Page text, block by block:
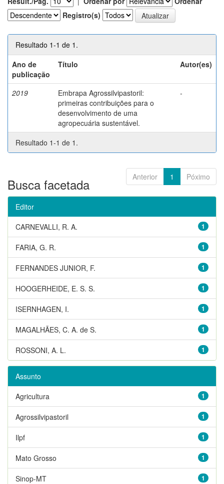
Registro(s)
Resultado 1-1 de 1.
Ano de
publicação
Título Autor(es)
2019
Embrapa Agrossilvipastoril:
primeiras contribuições para o
desenvolvimento de uma
agropecuária sustentável.
-
Resultado 1-1 de 1.
Anterior 1 Póximo
Busca facetada
Editor
1
CARNEVALLI, R. A.
1
FARIA, G. R.
1
FERNANDES JUNIOR, F.
1
HOOGERHEIDE, E. S. S.
1
ISERNHAGEN, I.
1
MAGALHÃES, C. A. de S.
1
ROSSONI, A. L.
Assunto
1
Agricultura
1
Agrossilvipastoril
1
Ilpf
1
Mato Grosso
1
Sinop-MT